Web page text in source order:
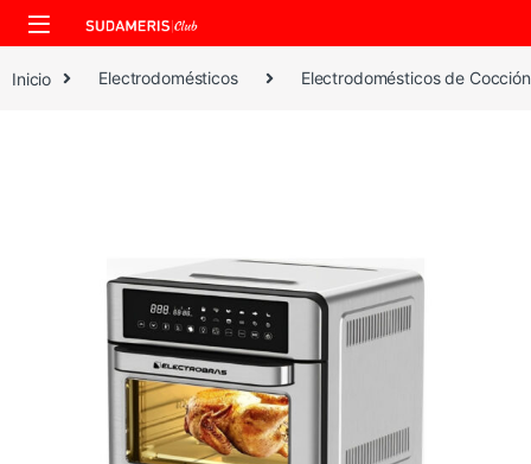
Skip to navigation
Skip to content
Inicio Electrodomésticos Electrodomésticos de Cocción